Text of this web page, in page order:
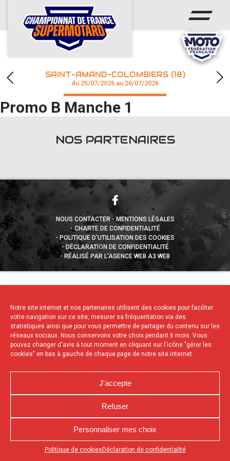
Notre site internet et nos partenaires utilisent des cookies pour faciliter
votre navigation sur ce site, mesurer sa fréquentation via des
statistiques ainsi que pour vous permettre de partager du contenu sur les
réseaux sociaux. Nous conservons votre choix pendant 6 mois. Vous
pouvez changer d'avis à tout moment en cliquant sur l'icône "gérer les
cookies" en bas à gauche de chaque page de notre site internet.
J'accepte
Refuser
Personnaliser mes choix
Politique de cookies Déclaration de confidentialité
Appuyez sur le bouton partager en bas de votre
ACCUEIL
ACTUS
CALENDRIER
CHAMPIONNAT
RÉSULTATS
SAINT-AMAND-COLOMBIERS (18)
du 25/07/2026 au 26/07/2026
Promo B Manche 1
NOS PARTENAIRES
NOUS CONTACTER
MENTIONS LÉGALES
CHARTE DE CONFIDENTIALITÉ
POLITIQUE D’UTILISATION DES COOKIES
DÉCLARATION DE CONFIDENTIALITÉ
RÉALISÉ PAR L’AGENCE WEB A3 WEB